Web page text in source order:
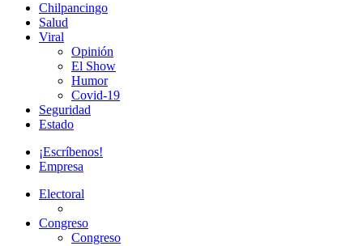
Chilpancingo
Salud
Viral
Opinión
El Show
Humor
Covid-19
Seguridad
Estado
¡Escríbenos!
Empresa
Electoral
Congreso
Congreso